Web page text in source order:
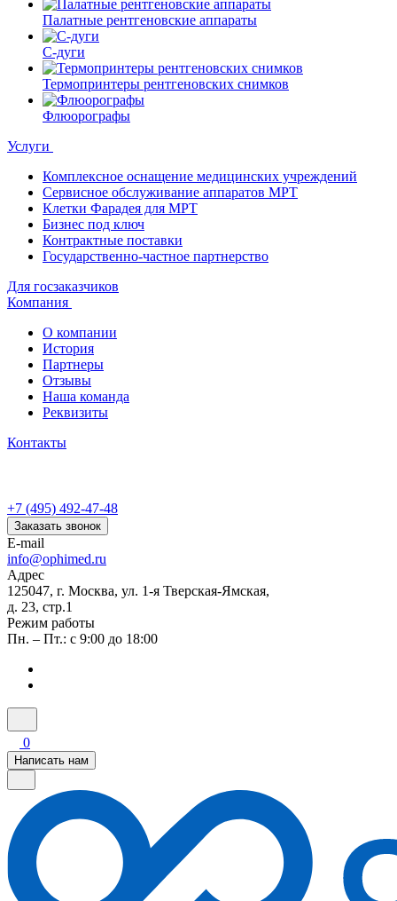
Палатные рентгеновские аппараты
С-дуги
Термопринтеры рентгеновских снимков
Флюорографы
Услуги
Комплексное оснащение медицинских учреждений
Сервисное обслуживание аппаратов МРТ
Клетки Фарадея для МРТ
Бизнес под ключ
Контрактные поставки
Государственно-частное партнерство
Для госзаказчиков
Компания
О компании
История
Партнеры
Отзывы
Наша команда
Реквизиты
Контакты
+7 (495) 492-47-48
Заказать звонок
E-mail
info@ophimed.ru
Адрес
125047, г. Москва, ул. 1-я Тверская-Ямская,
д. 23, стр.1
Режим работы
Пн. – Пт.: с 9:00 до 18:00
0
Написать нам